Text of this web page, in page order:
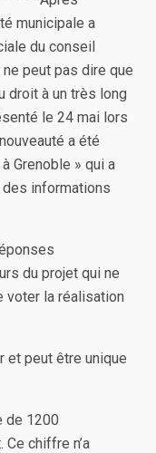
municipale a
du conseil
peut pas dire que
droit à un très long
le 24 mai lors
a été
Grenoble » qui a
informations
du projet qui ne
voter la réalisation
et peut être unique
de 1200
chiffre n’a